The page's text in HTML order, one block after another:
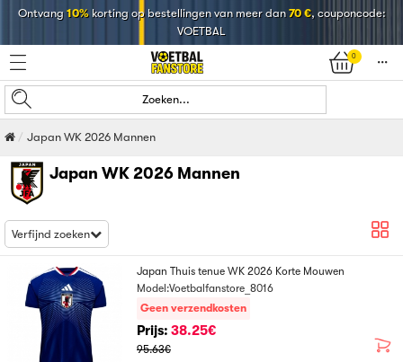
Ontvang 10%korting op bestellingen van meer dan70 €, couponcode:
VOETBAL
0
󰄒
Zoeken...
Japan WK 2026 Mannen
Japan WK 2026 Mannen
Verfijnd zoeken
Japan Thuis tenue WK 2026 Korte Mouwen
Model:Voetbalfanstore_8016
Geen verzendkosten
Prijs: 38.25€
95.63€